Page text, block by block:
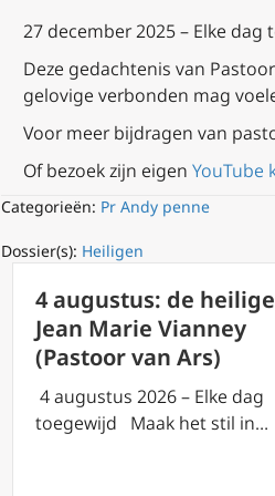
27 december 2025 – Elke dag
Deze gedachtenis van
gelovige verbonden mag
Voor meer bijdragen van
Of bezoek zijn eigen YouTube
Categorieën: Pr Andy penne
Dossier(s): Heiligen
4 augustus: de heilige
Jean Marie Vianney
(Pastoor van Ars)
4 augustus 2026 – Elke dag
toegewijd Maak het stil in…